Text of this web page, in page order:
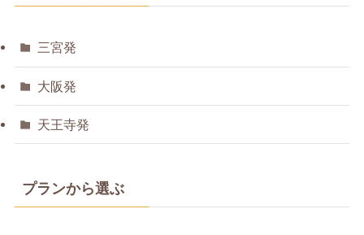
三宮発
大阪発
天王寺発
プランから選ぶ